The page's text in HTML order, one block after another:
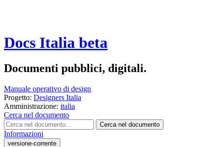
Docs Italia beta
Documenti pubblici, digitali.
Manuale operativo di design
Progetto: Designers Italia
Amministrazione: italia
Cerca nel documento
Cerca nel documento
Informazioni
versione-corrente